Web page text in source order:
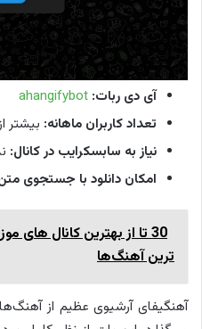
آی دی ربات: ahangifybot
تعداد کاربران ماهانه: بیشتر از
نیاز به سابسکرایب در کانال:
امکان دانلود با جستجوی
30 تا از بهترین کانال ‌های
ترین آهنگ‌ها
آهنگیفای آرشیوی عظیم از